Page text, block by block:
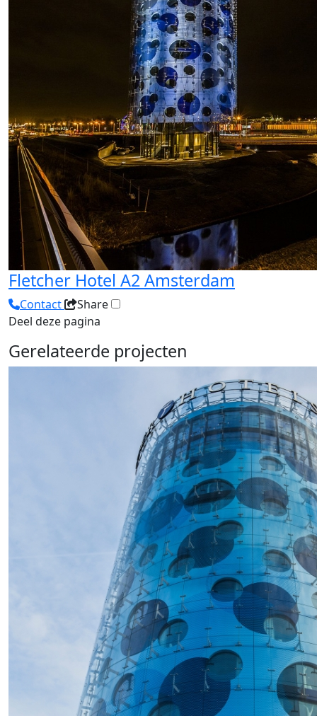
Fletcher Hotel A2 Amsterdam
Contact
Share
Deel deze pagina
Gerelateerde projecten